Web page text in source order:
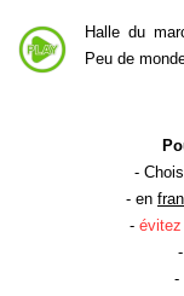
Halle du
Peu de
-
- en
- évitez
-